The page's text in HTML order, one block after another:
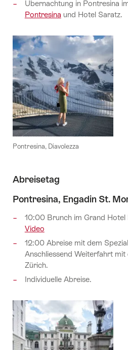
Übernachtung in Pontresina
Pontresina und Hotel Saratz.
Pontresina, Diavolezza
Abreisetag
Pontresina, Engadin St.
10:00 Brunch im Grand Hotel
Video
12:00 Abreise mit dem
Anschliessend Weiterfahrt
Zürich.
Individuelle Abreise.